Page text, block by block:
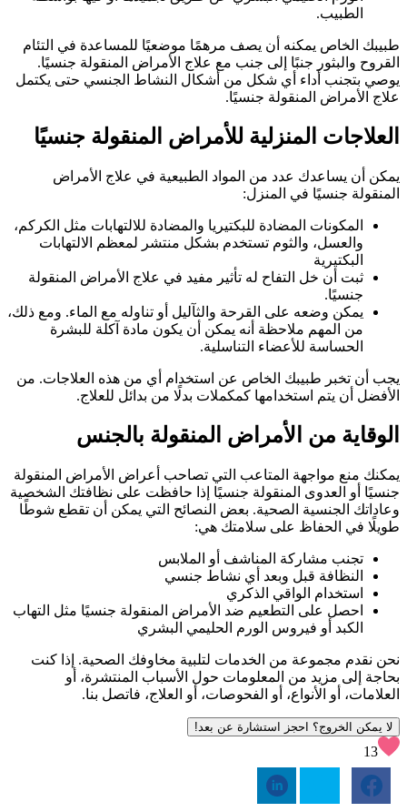
الطبيب.
طبيبك الخاص يمكنه أن يصف مرهمًا موضعيًا للمساعدة في التئام
القروح والبثور جنبًا إلى جنب مع علاج الأمراض المنقولة جنسيًا.
يوصي بتجنب أداء أي شكل من أشكال النشاط الجنسي حتى يكتمل
علاج الأمراض المنقولة جنسيًا.
العلاجات المنزلية للأمراض المنقولة جنسيًا
يمكن أن يساعدك عدد من المواد الطبيعية في علاج الأمراض
المنقولة جنسيًا في المنزل:
المكونات المضادة للبكتيريا والمضادة للالتهابات مثل الكركم،
والعسل، والثوم تستخدم بشكل منتشر لمعظم الالتهابات
البكتيرية
ثبت أن خل التفاح له تأثير مفيد في علاج الأمراض المنقولة
جنسيًا.
يمكن وضعه على القرحة والثآليل أو تناوله مع الماء. ومع ذلك،
من المهم ملاحظة أنه يمكن أن يكون مادة آكلة للبشرة
الحساسة للأعضاء التناسلية.
يجب أن تخبر طبيبك الخاص عن استخدام أي من هذه العلاجات. من
الأفضل أن يتم استخدامها كمكملات بدلًا من بدائل للعلاج.
الوقاية من الأمراض المنقولة بالجنس
يمكنك منع مواجهة المتاعب التي تصاحب أعراض الأمراض المنقولة
جنسيًا أو العدوى المنقولة جنسيًا إذا حافظت على نظافتك الشخصية
وعاداتك الجنسية الصحية. بعض النصائح التي يمكن أن تقطع شوطًا
طويلًا في الحفاظ على سلامتك هي:
تجنب مشاركة المناشف أو الملابس
النظافة قبل وبعد أي نشاط جنسي
استخدام الواقي الذكري
احصل على التطعيم ضد الأمراض المنقولة جنسيًا مثل التهاب
الكبد أو فيروس الورم الحليمي البشري
نحن نقدم مجموعة من الخدمات لتلبية مخاوفك الصحية. إذا كنت
بحاجة إلى مزيد من المعلومات حول الأسباب المنتشرة، أو
العلامات، أو الأنواع، أو الفحوصات، أو العلاج، فاتصل بنا.
لا يمكن الخروج؟ احجز استشارة عن بعد!
13